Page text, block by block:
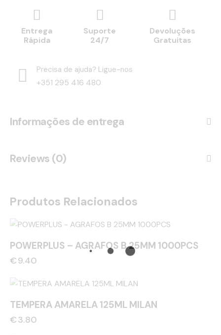
Entrega
Rápida
Suporte
24/7
Devoluções
Gratuitas
Precisa de ajuda? Ligue-nos
+351 295 416 480
Informações de entrega
Reviews (0)
Produtos Relacionados
POWERPLUS – AGRAFOS B 25MM 1000PCS
€9.40
TEMPERA AMARELA 125ML MILAN
€3.80